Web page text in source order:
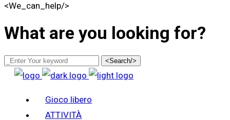
<We_can_help/>
What are you looking for?
<Search/>
Gioco libero
ATTIVITÀ